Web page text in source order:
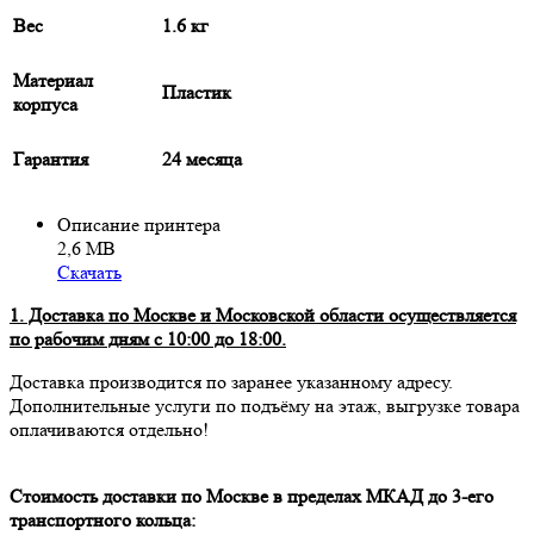
Вес 1.6 кг
Материал
корпуса
Пластик
Гарантия 24 месяца
Описание принтера
2,6 МВ
Скачать
1. Доставка по Москве и Московской области осуществляется
по рабочим дням с 10:00 до 18:00.
Доставка производится по заранее указанному адресу.
Дополнительные услуги по подъёму на этаж, выгрузке товара
оплачиваются отдельно!
Стоимость доставки по Москве в пределах МКАД до 3-его
транспортного кольца: